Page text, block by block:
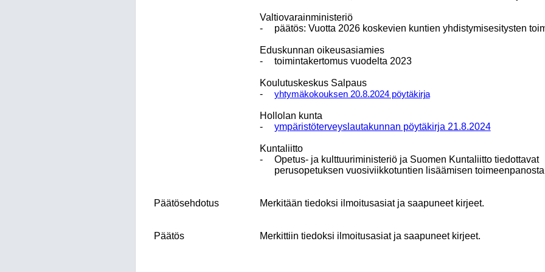
Valtiovarainministeriö
-
päätös: Vuotta 2026 koskevien kuntien yhdistymisesitysten
Eduskunnan oikeusasiamies
-
toimintakertomus vuodelta 2023
Koulutuskeskus Salpaus
-
yhtymäkokouksen 20.8.2024 pöytäkirja
Hollolan kunta
-
ympäristöterveyslautakunnan pöytäkirja 21.8.2024
Kuntaliitto
-
Opetus- ja kulttuuriministeriö ja Suomen Kuntaliitto tiedottavat
perusopetuksen vuosiviikkotuntien lisäämisen toimeenpanosta
Päätösehdotus Merkitään tiedoksi ilmoitusasiat ja saapuneet kirjeet.
Päätös Merkittiin tiedoksi ilmoitusasiat ja saapuneet kirjeet.